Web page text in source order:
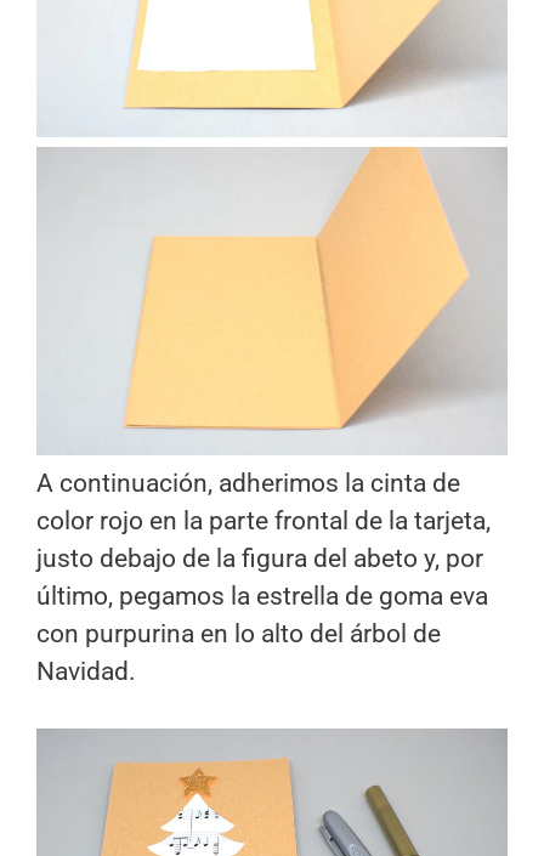
A continuación, adherimos la cinta de
color rojo en la parte frontal de la tarjeta,
justo debajo de la figura del abeto y, por
último, pegamos la estrella de goma eva
con purpurina en lo alto del árbol de
Navidad.